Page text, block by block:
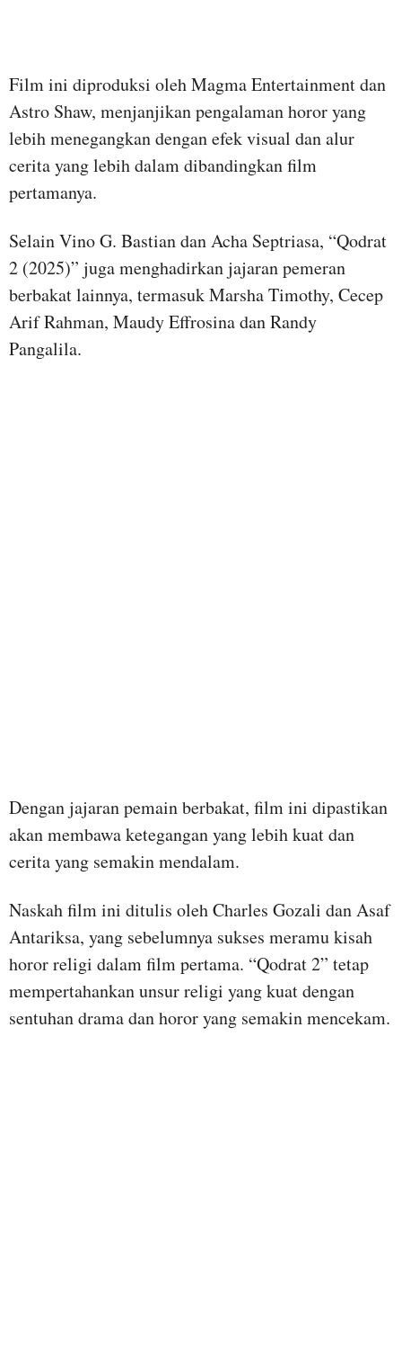
Film ini diproduksi oleh Magma Entertainment dan
Astro Shaw, menjanjikan pengalaman horor yang
lebih menegangkan dengan efek visual dan alur
cerita yang lebih dalam dibandingkan film
pertamanya.
Selain Vino G. Bastian dan Acha Septriasa, “Qodrat
2 (2025)” juga menghadirkan jajaran pemeran
berbakat lainnya, termasuk Marsha Timothy, Cecep
Arif Rahman, Maudy Effrosina dan Randy
Pangalila.
Dengan jajaran pemain berbakat, film ini dipastikan
akan membawa ketegangan yang lebih kuat dan
cerita yang semakin mendalam.
Naskah film ini ditulis oleh Charles Gozali dan Asaf
Antariksa, yang sebelumnya sukses meramu kisah
horor religi dalam film pertama. “Qodrat 2” tetap
mempertahankan unsur religi yang kuat dengan
sentuhan drama dan horor yang semakin mencekam.